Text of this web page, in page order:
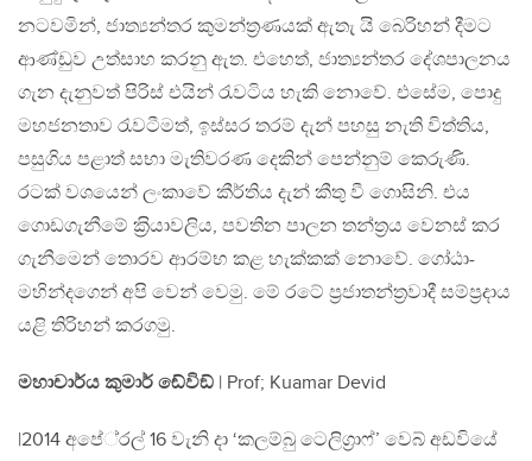
නටවමින්, ජාත්‍යන්තර කුමන්ත‍්‍රණයක් ඇතැ යි බෙරිහන් දීමට
ආණ්ඩුව උත්සාහ කරනු ඇත. එහෙත්, ජාත්‍යන්තර දේශපාලනය
ගැන දැනුවත් පිරිස් එයින් රැවටිය හැකි නොවේ. එසේම, පොදු
මහජනතාව රැවටීමත්, ඉස්සර තරම් දැන් පහසු නැති විත්තිය,
පසුගිය පළාත් සභා මැතිවරණ දෙකින් පෙන්නුම් කෙරුණි.
රටක් වශයෙන් ලංකාවේ කීර්තිය දැන් කීතු වී ගොසිනි. එය
ගොඩගැනීමේ ක‍්‍රියාවලිය, පවතින පාලන තන්ත‍්‍රය වෙනස් කර
ගැනීමෙන් තොරව ආරම්භ කළ හැක්කක් නොවේ. ගෝඨා-
මහින්දගෙන් අපි වෙන් වෙමු. මේ රටේ ප‍්‍රජාතන්ත‍්‍රවාදී සම්ප‍්‍රදාය
යළි තිරිහන් කරගමු.
මහාචාර්ය කුමාර් ඬේවිඞ් | Prof; Kuamar Devid
|2014 අපේ‍්‍රල් 16 වැනි දා ‘කලම්බු ටෙලිග‍්‍රාෆ්’ වෙබ් අඩවියේ